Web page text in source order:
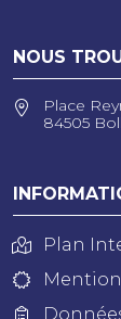
NOUS
Place
84505
Plan